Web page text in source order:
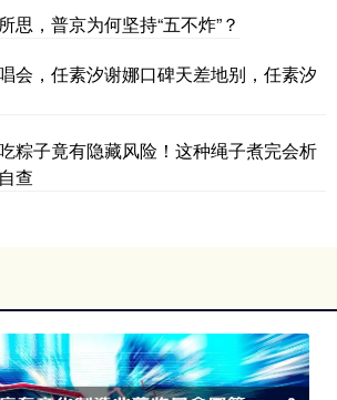
思，普京为何坚持“五不炸”？
会，任素汐谢娜口碑天差地别，任素汐
粽子竟有隐藏风险！这种绳子煮完会析
查